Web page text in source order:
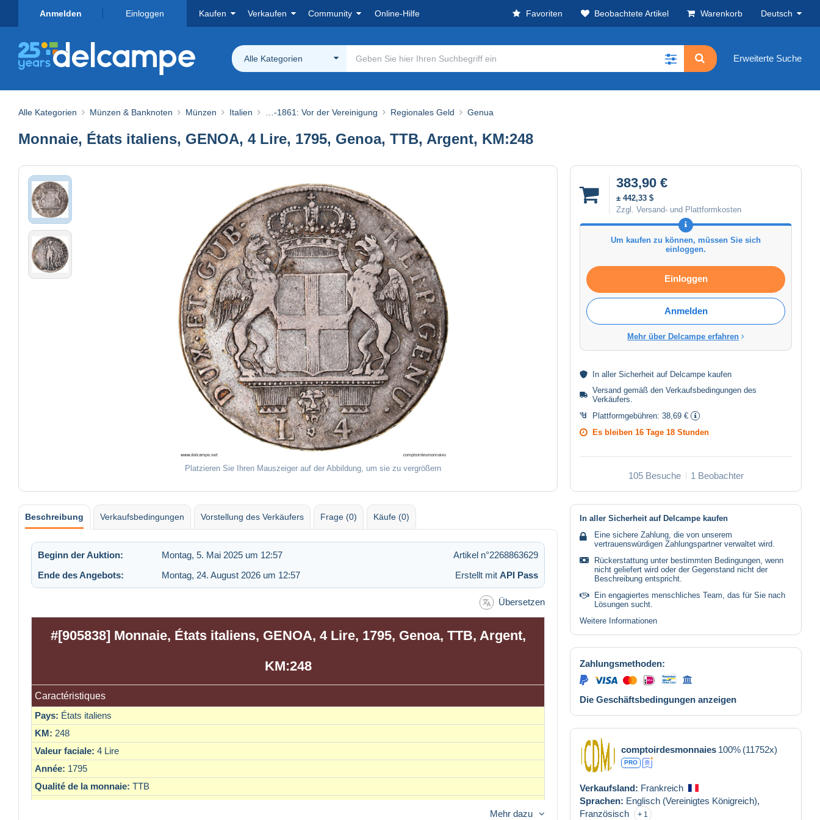
Anmelden Einloggen Kaufen Verkaufen Community Online-Hilfe Favoriten Beobachtete Artikel Warenkorb Deutsch
Alle Kategorien Erweiterte Suche
Alle Kategorien Münzen & Banknoten Münzen Italien …-1861: Vor der Vereinigung Regionales Geld Genua
Monnaie, États italiens, GENOA, 4 Lire, 1795, Genoa, TTB, Argent, KM:248
Platzieren Sie Ihren Mauszeiger auf der Abbildung, um sie zu vergrößern
383,90 €
± 442,33 $
Zzgl. Versand- und Plattformkosten
Um kaufen zu können, müssen Sie sich
einloggen.
Einloggen
Anmelden
Mehr über Delcampe erfahren
In aller Sicherheit auf Delcampe kaufen
Versand gemäß den Verkaufsbedingungen des
Verkäufers
Plattformgebühren: 38,69 €
Es bleiben 16 Tage 18 Stunden
105 Besuche 1 Beobachter
Beschreibung Verkaufsbedingungen Vorstellung des Verkäufers Frage (0) Käufe (0)
Beginn der Auktion: Montag, 5. Mai 2025 um 12:57
Artikel n°2268863629
Ende des Angebots:
Montag, 24. August 2026 um 12:57 Erstellt mit API Pass
Übersetzen
#[905838] Monnaie, États italiens, GENOA, 4 Lire, 1795, Genoa, TTB, Argent,
KM:248
Caractéristiques
Pays: États italiens
KM: 248
Valeur faciale: 4 Lire
Année: 1795
Qualité de la monnaie: TTB
Mehr dazu
In aller Sicherheit auf Delcampe kaufen
Eine sichere Zahlung, die von unserem
vertrauenswürdigen Zahlungspartner verwaltet wird.
Rückerstattung unter bestimmten Bedingungen, wenn
nicht geliefert wird oder der Gegenstand nicht der
Beschreibung entspricht.
Ein engagiertes menschliches Team, das für Sie nach
Lösungen sucht.
Weitere Informationen
Zahlungsmethoden:
Die Geschäftsbedingungen anzeigen
comptoirdesmonnaies 100% (11752x)
PRO
Verkaufsland: Frankreich
Sprachen: Englisch (Vereinigtes Königreich),
Französisch
1